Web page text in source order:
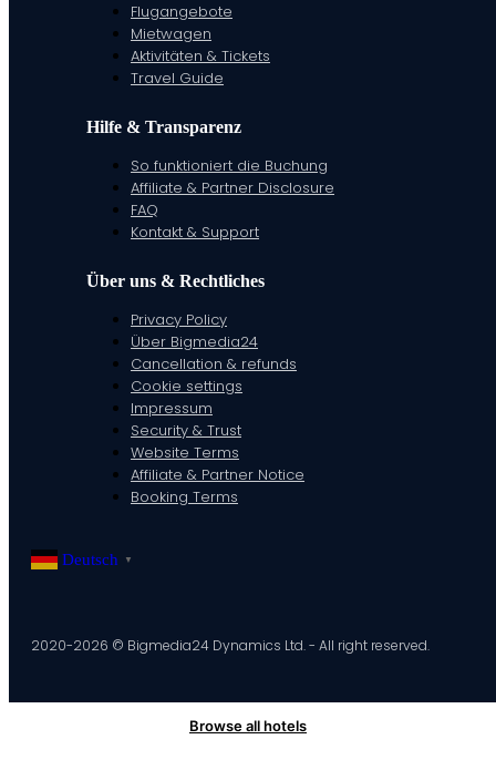
Flugangebote
Mietwagen
Aktivitäten & Tickets
Travel Guide
Hilfe & Transparenz
So funktioniert die Buchung
Affiliate & Partner Disclosure
FAQ
Kontakt & Support
Über uns & Rechtliches
Privacy Policy
Über Bigmedia24
Cancellation & refunds
Cookie settings
Impressum
Security & Trust
Website Terms
Affiliate & Partner Notice
Booking Terms
Deutsch ▼
2020-2026 © Bigmedia24 Dynamics Ltd. - All right reserved.
Browse all hotels